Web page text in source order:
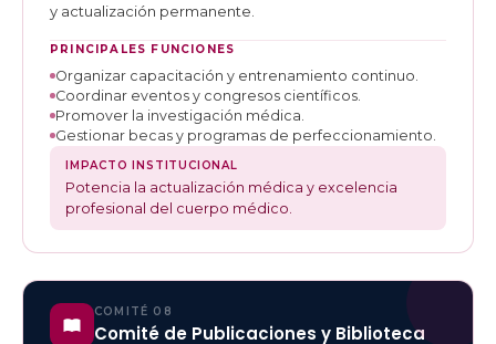
y actualización permanente.
PRINCIPALES FUNCIONES
Organizar capacitación y entrenamiento continuo.
Coordinar eventos y congresos científicos.
Promover la investigación médica.
Gestionar becas y programas de perfeccionamiento.
IMPACTO INSTITUCIONAL
Potencia la actualización médica y excelencia
profesional del cuerpo médico.
COMITÉ 08
Comité de Publicaciones y Biblioteca